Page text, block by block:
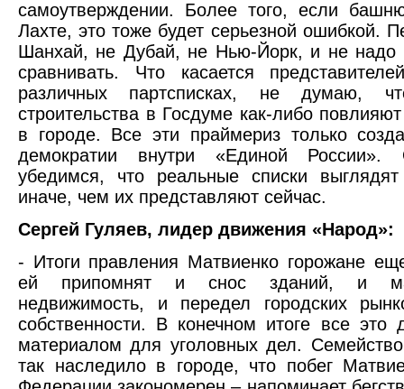
самоутверждении. Более того, если
Лахте, это тоже будет серьезной ошибкой.
Шанхай, не Дубай, не Нью-Йорк, и не надо
сравнивать. Что касается
различных партсписках, не думаю,
строительства в Госдуме как-либо
в городе. Все эти праймериз только
демократии внутри «Единой
убедимся, что реальные списки
иначе, чем их представляют сейчас.
Сергей Гуляев, лидер движения «Народ»:
- Итоги правления Матвиенко горожане
ей припомнят и снос зданий, и
недвижимость, и передел городских
собственности. В конечном итоге все это
материалом для уголовных дел. Семейство
так наследило в городе, что побег